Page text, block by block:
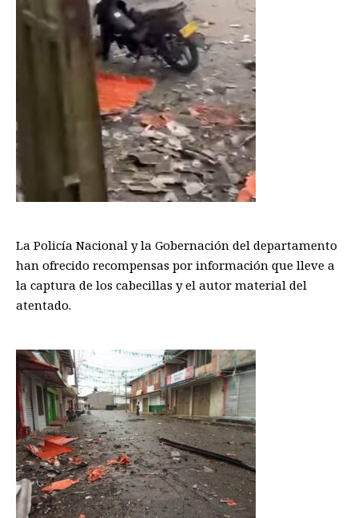
La Policía Nacional y la Gobernación del departamento
han ofrecido recompensas por información que lleve a
la captura de los cabecillas y el autor material del
atentado.